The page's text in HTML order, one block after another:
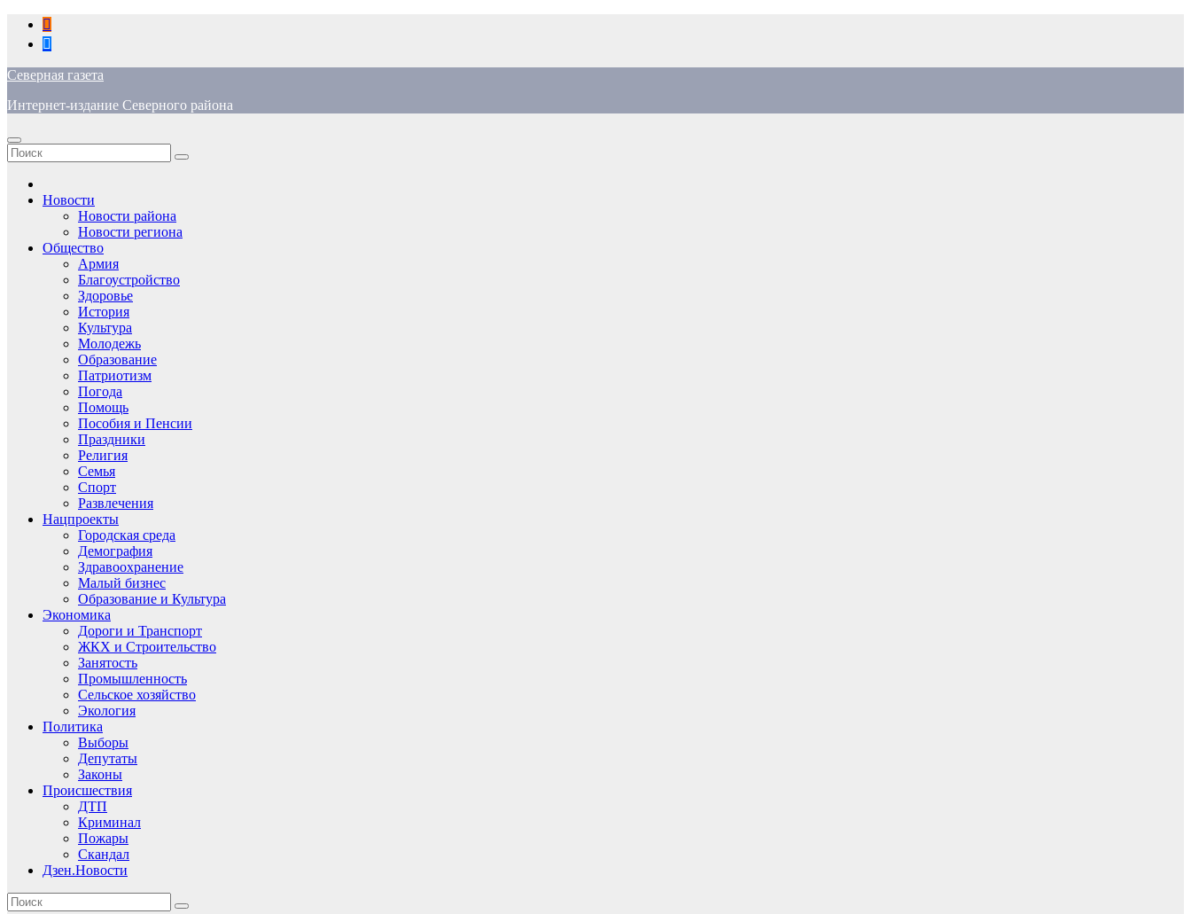
Перейти
содержимому
Северная газета
Интернет-издание Северного района
Новости
Новости района
Новости региона
Общество
Армия
Благоустройство
Здоровье
История
Культура
Молодежь
Образование
Патриотизм
Погода
Помощь
Пособия и Пенсии
Праздники
Религия
Семья
Спорт
Развлечения
Нацпроекты
Городская среда
Демография
Здравоохранение
Малый бизнес
Образование и Культура
Экономика
Дороги и Транспорт
ЖКХ и Строительство
Занятость
Промышленность
Сельское хозяйство
Экология
Политика
Выборы
Депутаты
Законы
Происшествия
ДТП
Криминал
Пожары
Скандал
Дзен.Новости